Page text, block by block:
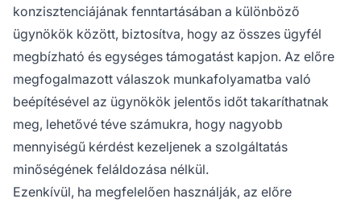
konzisztenciájának fenntartásában a különböző
ügynökök között, biztosítva, hogy az összes ügyfél
megbízható és egységes támogatást kapjon. Az előre
megfogalmazott válaszok munkafolyamatba való
beépítésével az ügynökök jelentős időt takaríthatnak
meg, lehetővé téve számukra, hogy nagyobb
mennyiségű kérdést kezeljenek a szolgáltatás
minőségének feláldozása nélkül.
Ezenkívül, ha megfelelően használják, az előre